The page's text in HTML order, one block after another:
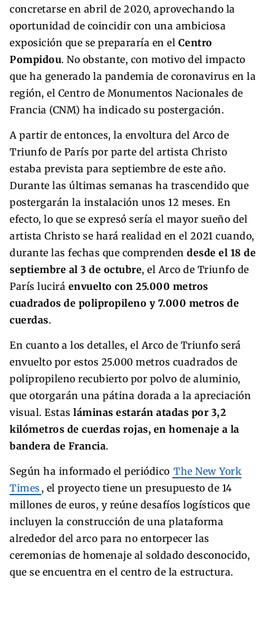
concretarse en abril de 2020, aprovechando la
oportunidad de coincidir con una ambiciosa
exposición que se prepararía en el Centro
Pompidou. No obstante, con motivo del impacto
que ha generado la pandemia de coronavirus en la
región, el Centro de Monumentos Nacionales de
Francia (CNM) ha indicado su postergación.
A partir de entonces, la envoltura del Arco de
Triunfo de París por parte del artista Christo
estaba prevista para septiembre de este año.
Durante las últimas semanas ha trascendido que
postergarán la instalación unos 12 meses. En
efecto, lo que se expresó sería el mayor sueño del
artista Christo se hará realidad en el 2021 cuando,
durante las fechas que comprenden desde el 18 de
septiembre al 3 de octubre, el Arco de Triunfo de
París lucirá envuelto con 25.000 metros
cuadrados de polipropileno y 7.000 metros de
cuerdas.
En cuanto a los detalles, el Arco de Triunfo será
envuelto por estos 25.000 metros cuadrados de
polipropileno recubierto por polvo de aluminio,
que otorgarán una pátina dorada a la apreciación
visual. Estas láminas estarán atadas por 3,2
kilómetros de cuerdas rojas, en homenaje a la
bandera de Francia.
Según ha informado el periódico The New York
Times , el proyecto tiene un presupuesto de 14
millones de euros, y reúne desafíos logísticos que
incluyen la construcción de una plataforma
alrededor del arco para no entorpecer las
ceremonias de homenaje al soldado desconocido,
que se encuentra en el centro de la estructura.